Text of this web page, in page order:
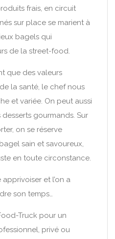
frais, en circuit
sur place se marient à
bagels qui
de la street-food.
que des valeurs
la santé, le chef nous
et variée. On peut aussi
gourmands. Sur
on se réserve
sain et savoureux,
en toute circonstance.
et l’on a
son temps…
Truck pour un
privé ou